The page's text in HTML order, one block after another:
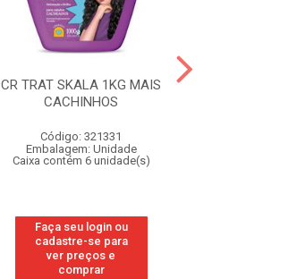
CR TRAT SKALA 1KG MAIS
CACHINHOS
Código: 321331
Embalagem: Unidade
Caixa contém 6 unidade(s)
Faça seu login ou
cadastre-se para
ver preços e
comprar